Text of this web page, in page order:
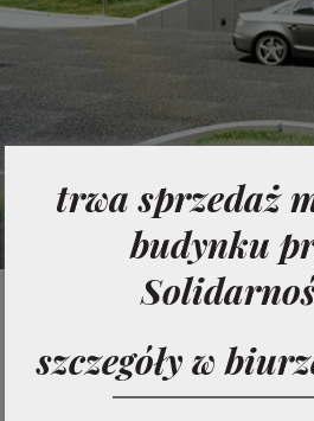
trwa sprzedaż
budynku
szczegóły w